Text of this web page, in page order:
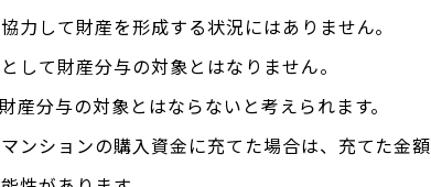
力して財産を形成する状況にはありません。
して財産分与の対象とはなりません。
産分与の対象とはならないと考えられます。
ンションの購入資金に充てた場合は、充てた金額